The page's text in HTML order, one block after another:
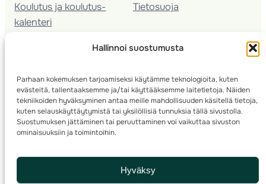
Hallinnoi suostumusta
Parhaan kokemuksen tarjoamiseksi käytämme teknologioita, kuten
evästeitä, tallentaaksemme ja/tai käyttääksemme laitetietoja. Näiden
tekniikoiden hyväksyminen antaa meille mahdollisuuden käsitellä tietoja,
kuten selauskäyttäytymistä tai yksilöllisiä tunnuksia tällä sivustolla.
Suostumuksen jättäminen tai peruuttaminen voi vaikuttaa sivuston
ominaisuuksiin ja toimintoihin.
Hyväksy
Koulutus ja koulutus­
kalenteri
Seura­kehittäminen
Kartoitus
Ratamestari
Tietosuoja
© 2025 ·Suomen Suunnistusliitto· Valimotie 10, 00380 Helsinki, Finland
info(a)suunnistusliitto.fi,Rastilipun asiat: rastilippu(a)suunnistusliitto.fi